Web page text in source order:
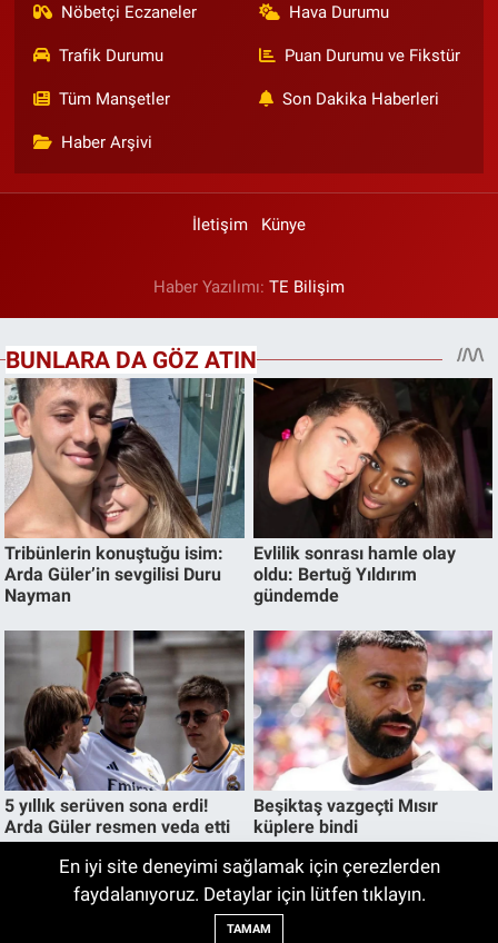
Nöbetçi Eczaneler Hava Durumu
Trafik Durumu Puan Durumu ve Fikstür
Tüm Manşetler Son Dakika Haberleri
Haber Arşivi
İletişim Künye
Haber Yazılımı: TE Bilişim
En iyi site deneyimi sağlamak için çerezlerden
faydalanıyoruz. Detaylar için lütfen tıklayın.
TAMAM
8 Ağustos Cumartesi TV Yayın Akışı | 8
Ağustos'ta Televizyonda Neler Var? TRT